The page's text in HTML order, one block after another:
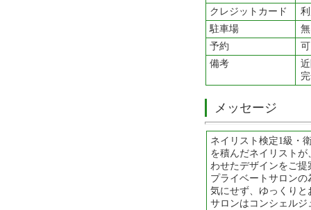
クレジットカード
駐車場
無
予約
可
備考
メッセージ
ネイリスト検定1級・
を積んだネイリスト
わせたデザインをご提
プライベートサロン
気にせず、ゆっくり
サロンはコンシェル